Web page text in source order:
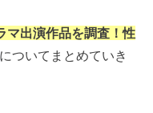
マ出演作品を調査！性
についてまとめていき